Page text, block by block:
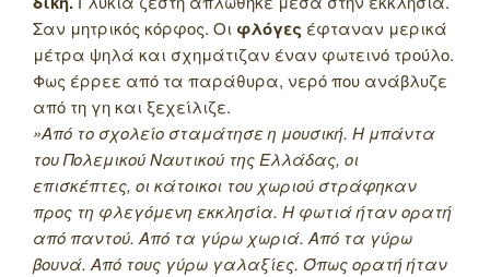
Σαν μητρικός κόρφος. Οι φλόγες έφταναν μερικά
μέτρα ψηλά και σχημάτιζαν έναν φωτεινό τρούλο.
Φως έρρεε από τα παράθυρα, νερό που ανάβλυζε
από τη γη και ξεχείλιζε.
»Από το σχολείο σταμάτησε η μουσική. Η μπάντα
του Πολεμικού Ναυτικού της Ελλάδας, οι
επισκέπτες, οι κάτοικοι του χωριού στράφηκαν
προς τη φλεγόμενη εκκλησία. Η φωτιά ήταν ορατή
από παντού. Από τα γύρω χωριά. Από τα γύρω
βουνά. Από τους γύρω γαλαξίες. Όπως ορατή ήταν